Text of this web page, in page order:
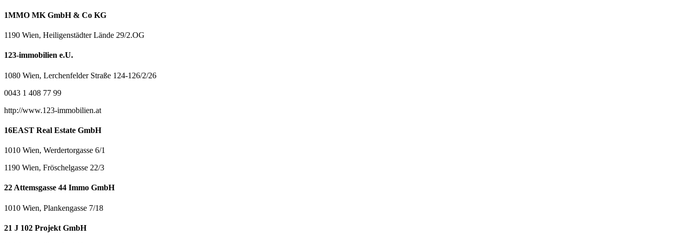
1MMO MK GmbH & Co KG
1190 Wien, Heiligenstädter Lände 29/2.OG
123-immobilien e.U.
1080 Wien, Lerchenfelder Straße 124-126/2/26
0043 1 408 77 99
http://www.123-immobilien.at
16EAST Real Estate GmbH
1010 Wien, Werdertorgasse 6/1
1190 Wien, Fröschelgasse 22/3
22 Attemsgasse 44 Immo GmbH
1010 Wien, Plankengasse 7/18
21 J 102 Projekt GmbH